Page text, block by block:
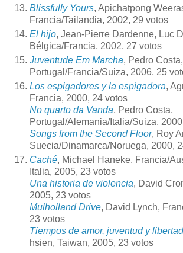
Blissfully Yours, Apichatpong
Francia/Tailandia, 2002, 29 votos
El hijo, Jean-Pierre Dardenne, Luc
Bélgica/Francia, 2002, 27 votos
Juventude Em Marcha, Pedro Costa,
Portugal/Francia/Suiza, 2006, 25
Los espigadores y la espigadora,
Francia, 2000, 24 votos
No quarto da Vanda, Pedro Costa,
Portugal/Alemania/Italia/Suiza,
Songs from the Second Floor, Roy
Suecia/Dinamarca/Noruega, 2000,
Caché, Michael Haneke, Francia/
Italia, 2005, 23 votos
Una historia de violencia, David
2005, 23 votos
Mulholland Drive, David Lynch,
23 votos
Tiempos de amor, juventud y libertad
hsien, Taiwan, 2005, 23 votos